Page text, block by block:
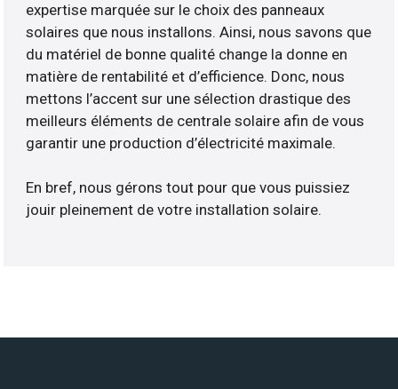
expertise marquée sur le choix des panneaux
solaires que nous installons. Ainsi, nous savons que
du matériel de bonne qualité change la donne en
matière de rentabilité et d’efficience. Donc, nous
mettons l’accent sur une sélection drastique des
meilleurs éléments de centrale solaire afin de vous
garantir une production d’électricité maximale.
En bref, nous gérons tout pour que vous puissiez
jouir pleinement de votre installation solaire.